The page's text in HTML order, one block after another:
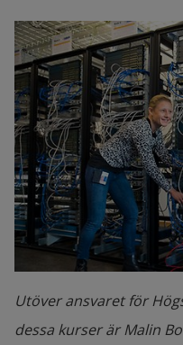
Utöver ansvaret för
dessa kurser är Malin